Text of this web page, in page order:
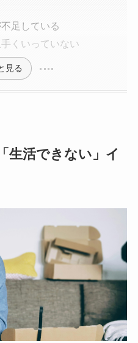
足している
くいっていない
見る
生活できない」イ